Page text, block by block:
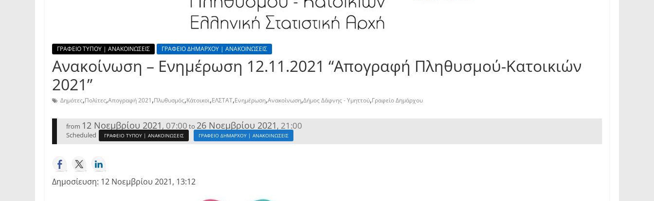
ΓΡΑΦΕΙΟ ΤΥΠΟΥ | ΑΝΑΚΟΙΝΩΣΕΙΣ ΓΡΑΦΕΙΟ ΔΗΜΑΡΧΟΥ | ΑΝΑΚΟΙΝΩΣΕΙΣ
Ανακοίνωση – Ενημέρωση 12.11.2021 “Απογραφή Πληθυσμού-Κατοικιών
2021”
Δημότες,Πολίτες,Απογραφή 2021,Πλυθυσμός,Κάτοικοι,ΕΛΣΤΑΤ,Ενημέρωση,Ανακοίνωση,Δήμος Δάφνης - Υμηττού,Γραφείο Δημάρχου
from 12 Νοεμβρίου 2021, 07:00 to 26 Νοεμβρίου 2021, 21:00
Scheduled ΓΡΑΦΕΙΟ ΤΥΠΟΥ | ΑΝΑΚΟΙΝΩΣΕΙΣ ΓΡΑΦΕΙΟ ΔΗΜΑΡΧΟΥ | ΑΝΑΚΟΙΝΩΣΕΙΣ
Δημοσίευση: 12 Νοεμβρίου 2021, 13:12